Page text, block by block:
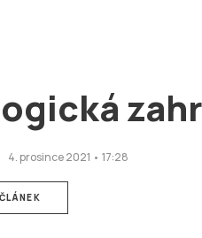
4. prosince 2021 • 17:28